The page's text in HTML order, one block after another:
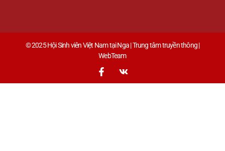
© 2025 Hội Sinh viên Việt Nam tại Nga | Trung tâm truyền thông |
WebTeam